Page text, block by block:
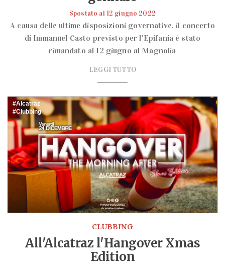
Spostato al 12 giugno 2022
A causa delle ultime disposizioni governative, il concerto
di Immanuel Casto previsto per l'Epifania è stato
rimandato al 12 giugno al Magnolia
LEGGI TUTTO
Alcatraz
Clubbing
CLUBBING
All'Alcatraz l'Hangover Xmas
Edition